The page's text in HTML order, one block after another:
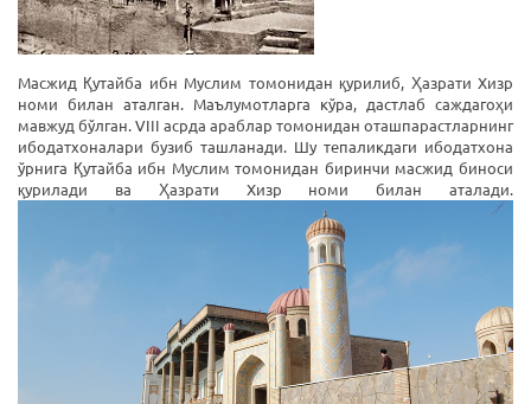
Масжид Қутайба ибн Муслим томонидан қурилиб, Ҳазрати Хизр
номи билан аталган. Маълумотларга кўра, дастлаб саждагоҳи
мавжуд бўлган. VIII асрда араблар томонидан оташпарастларнинг
ибодатхоналари бузиб ташланади. Шу тепаликдаги ибодатхона
ўрнига Қутайба ибн Муслим томонидан биринчи масжид биноси
қурилади ва Ҳазрати Хизр номи билан аталади.